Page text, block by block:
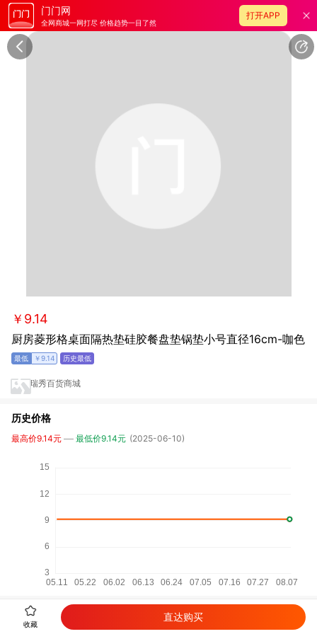
门门网
全网商城一网打尽 价格趋势一目了然
打开APP
￥9.14
厨房菱形格桌面隔热垫硅胶餐盘垫锅垫小号直径16cm-咖色
￥9.14
瑞秀百货商城
历史价格
最高价9.14元 最低价9.14元 (2025-06-10)
详细参数
收藏
直达购买